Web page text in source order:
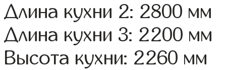
Длина кухни 2: 2800 мм
Длина кухни 3: 2200 мм
Высота кухни: 2260 мм